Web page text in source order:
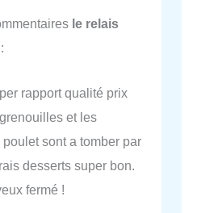
le relais
:
rapport qualité prix
et les
sont a tomber par
desserts super bon.
fermé !